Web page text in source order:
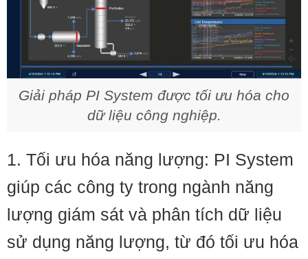
Giải pháp PI System được tối ưu hóa cho
dữ liệu công nghiệp.
1. Tối ưu hóa năng lượng: PI System
giúp các công ty trong ngành năng
lượng giám sát và phân tích dữ liệu
sử dụng năng lượng, từ đó tối ưu hóa